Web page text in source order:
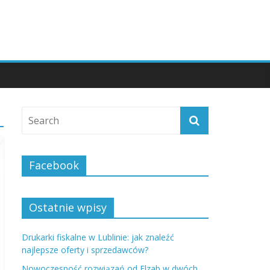
Facebook
Ostatnie wpisy
Drukarki fiskalne w Lublinie: jak znaleźć
najlepsze oferty i sprzedawców?